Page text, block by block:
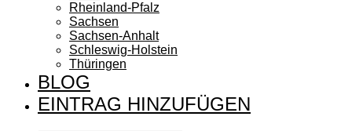
Rheinland-Pfalz
Sachsen
Sachsen-Anhalt
Schleswig-Holstein
Thüringen
BLOG
EINTRAG HINZUFÜGEN